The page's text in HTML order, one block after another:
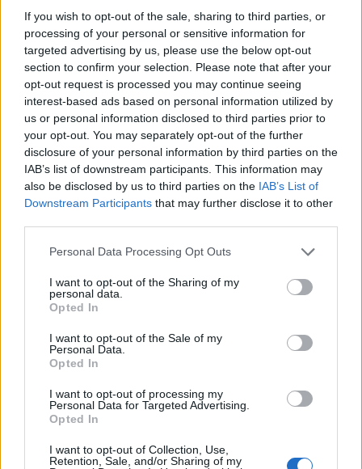
If you wish to opt-out of the sale, sharing to third parties, or
processing of your personal or sensitive information for
targeted advertising by us, please use the below opt-out
section to confirm your selection. Please note that after your
opt-out request is processed you may continue seeing
interest-based ads based on personal information utilized by
us or personal information disclosed to third parties prior to
your opt-out. You may separately opt-out of the further
disclosure of your personal information by third parties on the
IAB’s list of downstream participants. This information may
also be disclosed by us to third parties on the IAB’s List of
Downstream Participants that may further disclose it to other
Personal Data Processing Opt Outs
I want to opt-out of the Sharing of my
personal data.
Opted In
I want to opt-out of the Sale of my
Personal Data.
Opted In
I want to opt-out of processing my
Personal Data for Targeted Advertising.
Opted In
I want to opt-out of Collection, Use,
Retention, Sale, and/or Sharing of my
Per quello ho detto che avremmo vinto lo
scudetto. Probabilmente, se non l’avessi fatto,
non saremmo arrivati neanche in Europa
League. Al momento c’è tutto il tempo per
lavorare. La sintonia c’è, la dirigenza americana e
italiana vanno d’accordo. Lavoriamo insieme e
prendiamo le decisioni insieme e questo non
cambierà. Il futuro? Resto finché mi vogliono".
Con questo botta e risposta sorgono dei dubbi
anche sul futuro dell'allenatore sulla panchina
giallorossa. In settimana ci sarà l'incontro
sensazione è che qualcosa si sia rotto. Urge un